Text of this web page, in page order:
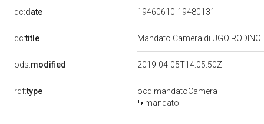
dc:date 19460610-19480131
dc:title Mandato Camera di UGO
ods:modified 2019-04-05T14:05:50Z
rdf:type
ocd:mandatoCamera
mandato